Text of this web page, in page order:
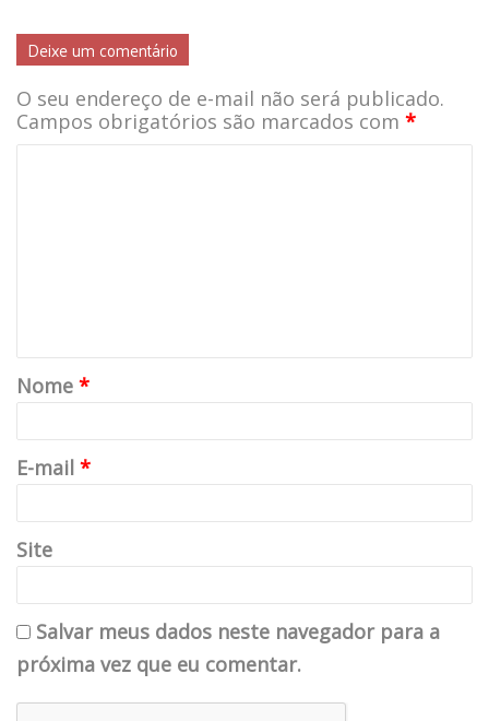
Deixe um comentário
O seu endereço de e-mail não será publicado.
Campos obrigatórios são marcados com *
Nome *
E-mail *
Site
Salvar meus dados neste navegador para a
próxima vez que eu comentar.